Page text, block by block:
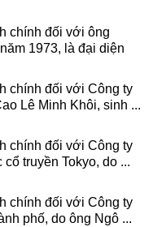
chính đối với ông
1973, là đại diện
chính đối với Công ty
Lê Minh Khôi, sinh ...
chính đối với Công ty
truyền Tokyo, do ...
chính đối với Công ty
phố, do ông Ngô ...